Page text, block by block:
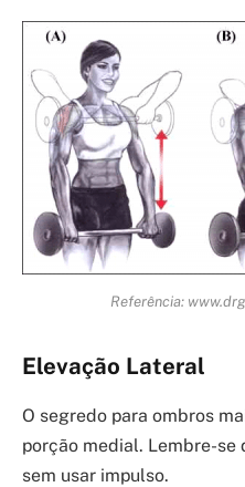
Referência:
Elevação Lateral
O segredo para ombros
porção medial. Lembre-se
sem usar impulso.